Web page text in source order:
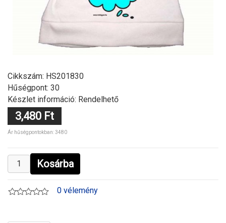
Cikkszám: HS201830
Hűségpont: 30
Készlet információ: Rendelhető
3,480 Ft
Ár hűségpontokban: 3480
Kosárba
0 vélemény